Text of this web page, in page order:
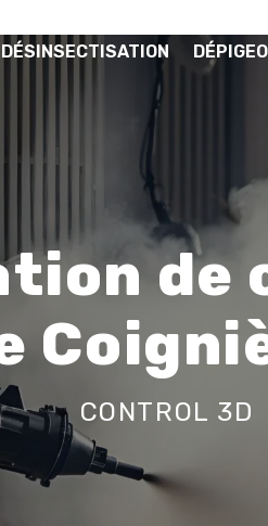
DÉSINSECTISATION
de
CONTROL 3D